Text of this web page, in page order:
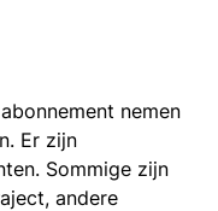
nemen
Er zijn
Sommige zijn
andere